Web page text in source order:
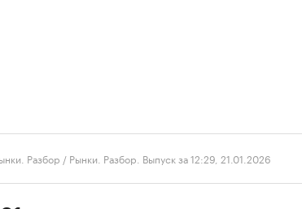
Разбор / Рынки. Разбор. Выпуск за 12:29, 21.01.2026